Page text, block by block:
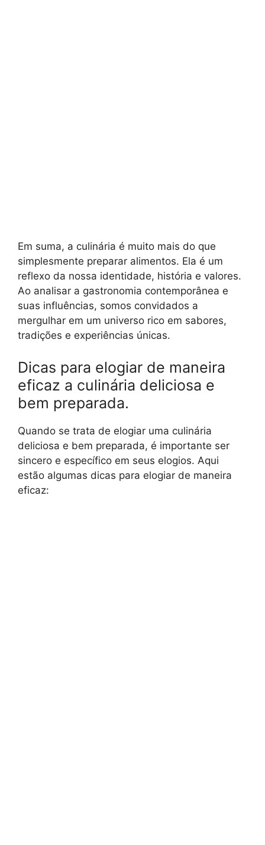
Em suma, a culinária é muito mais do que
simplesmente preparar alimentos. Ela é um
reflexo da nossa identidade, história e valores.
Ao analisar a gastronomia contemporânea e
suas influências, somos convidados a
mergulhar em um universo rico em sabores,
tradições e experiências únicas.
Dicas para elogiar de maneira
eficaz a culinária deliciosa e
bem preparada.
Quando se trata de elogiar uma culinária
deliciosa e bem preparada, é importante ser
sincero e específico em seus elogios. Aqui
estão algumas dicas para elogiar de maneira
eficaz: